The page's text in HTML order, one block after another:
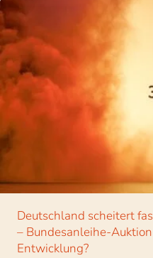
Deutschland scheitert
– Bundesanleihe-
Entwicklung?